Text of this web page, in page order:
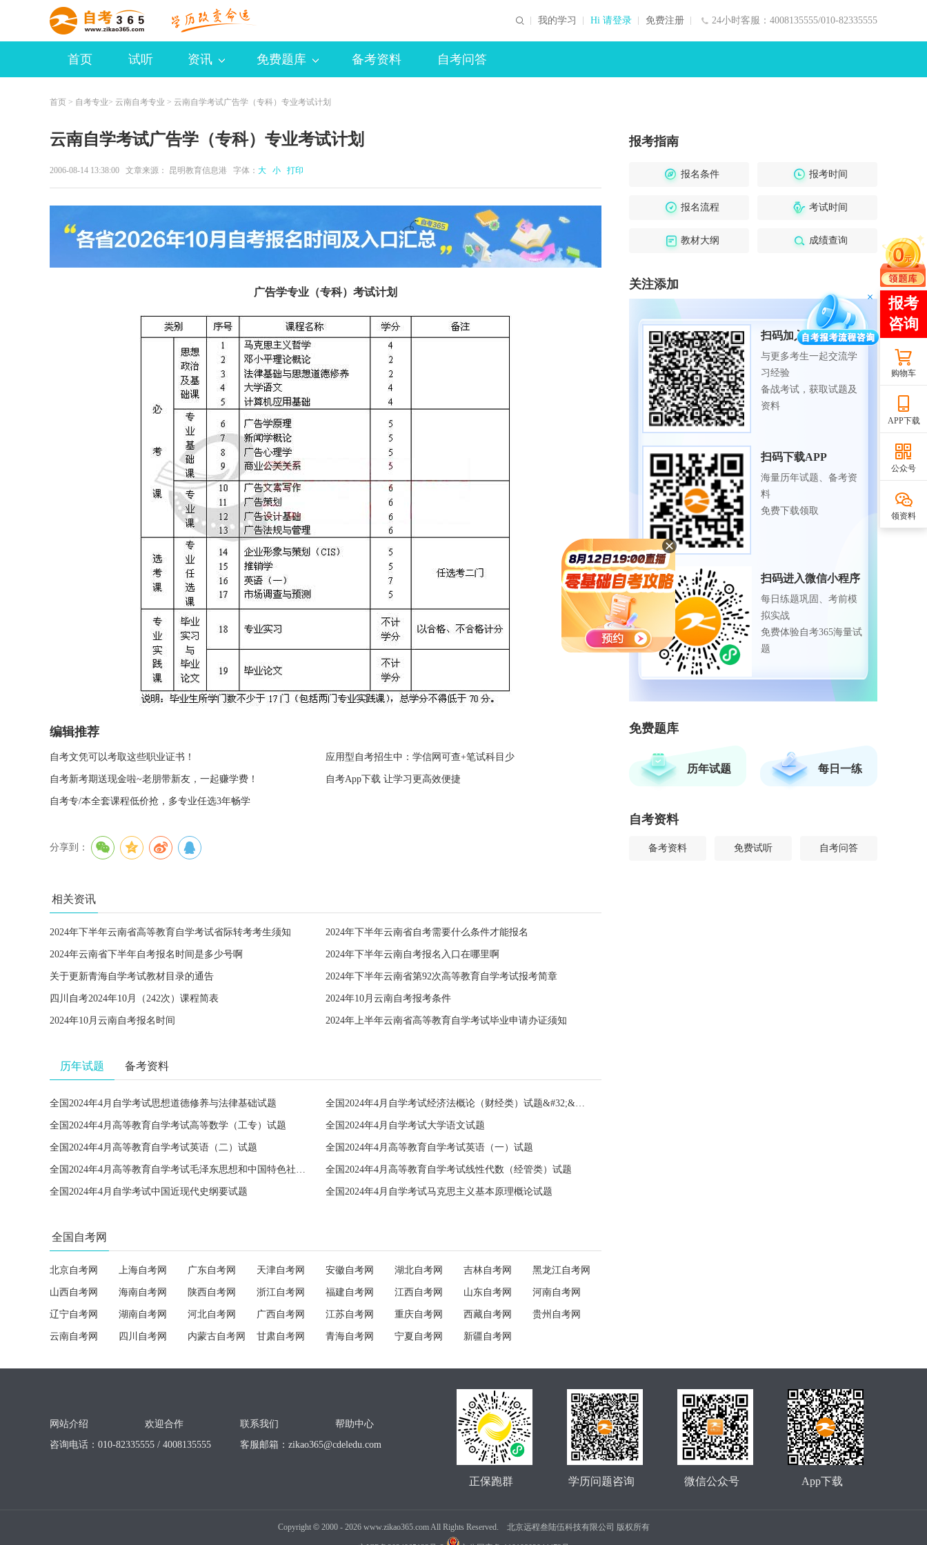
24小时客服：4008135555/010-82335555
我的学习 Hi 请登录 免费注册
首页 试听 资讯 免费题库 备考资料 自考问答
首页 > 自考专业> 云南自考专业 > 云南自学考试广告学（专科）专业考试计划
云南自学考试广告学（专科）专业考试计划
2006-08-14 13:38:00 文章来源： 昆明教育信息港 字体： 大 小 打印
广告学专业（专科）考试计划
编辑推荐
自考文凭可以考取这些职业证书！ 应用型自考招生中：学信网可查+笔试科目少
自考新考期送现金啦~老朋带新友，一起赚学费！ 自考App下载 让学习更高效便捷
自考专/本全套课程低价抢，多专业任选3年畅学
分享到：
相关资讯
2024年下半年云南省高等教育自学考试省际转考考生须知 2024年下半年云南省自考需要什么条件才能报名
2024年云南省下半年自考报名时间是多少号啊 2024年下半年云南自考报名入口在哪里啊
关于更新青海自学考试教材目录的通告 2024年下半年云南省第92次高等教育自学考试报考简章
四川自考2024年10月（242次）课程简表 2024年10月云南自考报考条件
2024年10月云南自考报名时间 2024年上半年云南省高等教育自学考试毕业申请办证须知
历年试题 备考资料
全国2024年4月自学考试思想道德修养与法律基础试题 全国2024年4月自学考试经济法概论（财经类）试题&#32;&#32;
全国2024年4月高等教育自学考试高等数学（工专）试题 全国2024年4月自学考试大学语文试题
全国2024年4月高等教育自学考试英语（二）试题 全国2024年4月高等教育自学考试英语（一）试题
全国2024年4月高等教育自学考试毛泽东思想和中国特色社会主义理论体系概论试题 全国2024年4月高等教育自学考试线性代数（经管类）试题
全国2024年4月自学考试中国近现代史纲要试题 全国2024年4月自学考试马克思主义基本原理概论试题
全国自考网
北京自考网 上海自考网 广东自考网 天津自考网 安徽自考网 湖北自考网 吉林自考网 黑龙江自考网
山西自考网 海南自考网 陕西自考网 浙江自考网 福建自考网 江西自考网 山东自考网 河南自考网
辽宁自考网 湖南自考网 河北自考网 广西自考网 江苏自考网 重庆自考网 西藏自考网 贵州自考网
云南自考网 四川自考网 内蒙古自考网 甘肃自考网 青海自考网 宁夏自考网 新疆自考网
报考指南
报名条件 报考时间
报名流程 考试时间
教材大纲 成绩查询
关注添加
扫码加入备考交流群
与更多考生一起交流学
习经验
备战考试，获取试题及
资料
扫码下载APP
海量历年试题、备考资
料
免费下载领取
扫码进入微信小程序
每日练题巩固、考前模
拟实战
免费体验自考365海量试
题
免费题库
历年试题 每日一练
自考资料
备考资料 免费试听 自考问答
购物车
APP下载
公众号
领资料
网站介绍 欢迎合作 联系我们
帮助中心
咨询电话：010-82335555 / 4008135555
客服邮箱： zikao365@cdeledu.com
App下载
微信公众号
学历问题咨询
正保跑群
Copyright ©2000 - 2026www.zikao365.com All Rights Reserved. 北京远程叁陆伍科技有限公司 版权所有